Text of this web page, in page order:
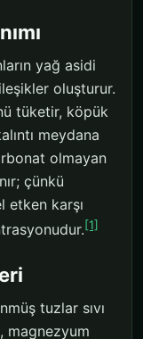
yağ asidi
oluşturur.
tüketir, köpük
meydana
olmayan
çünkü
etken karşı
[1]
tuzlar sıvı
, magnezyum